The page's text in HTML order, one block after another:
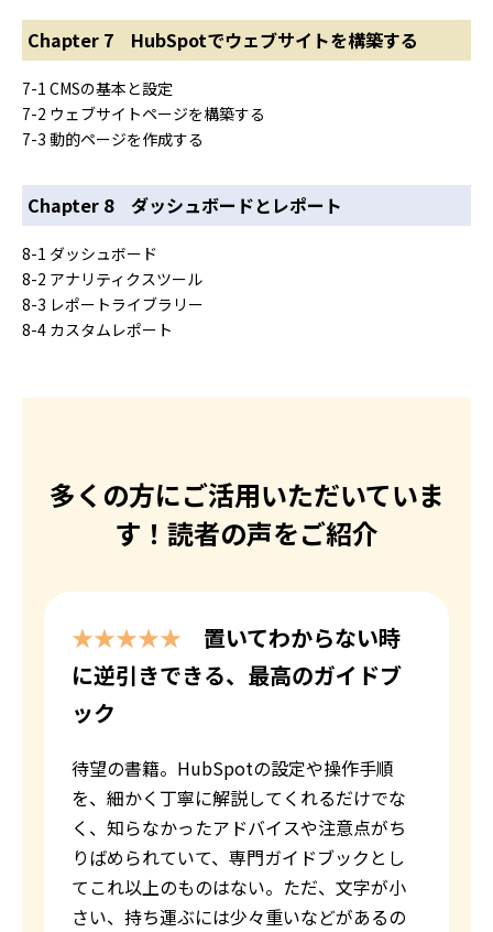
Chapter 7 HubSpotでウェブサイトを構築する
7-1 CMSの基本と設定
7-2 ウェブサイトページを構築する
7-3 動的ページを作成する
Chapter 8 ダッシュボードとレポート
8-1 ダッシュボード
8-2 アナリティクスツール
8-3 レポートライブラリー
8-4 カスタムレポート
多くの方にご活用いただいていま
す！読者の声をご紹介
★★★★★ 置いてわからない時
に逆引きできる、最高のガイドブ
ック
待望の書籍。HubSpotの設定や操作手順
を、細かく丁寧に解説してくれるだけでな
く、知らなかったアドバイスや注意点がち
りばめられていて、専門ガイドブックとし
てこれ以上のものはない。ただ、文字が小
さい、持ち運ぶには少々重いなどがあるの